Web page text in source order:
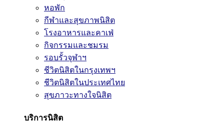
หอพัก
กีฬาและสุขภาพนิสิต
โรงอาหารและคาเฟ่
กิจกรรมและชมรม
รอบรั้วจุฬาฯ
ชีวิตนิสิตในกรุงเทพฯ
ชีวิตนิสิตในประเทศไทย
สุขภาวะทางใจนิสิต
บริการนิสิต